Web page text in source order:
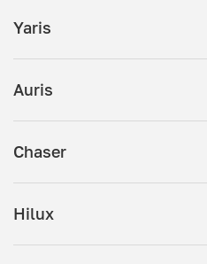
Yaris
Auris
Chaser
Hilux